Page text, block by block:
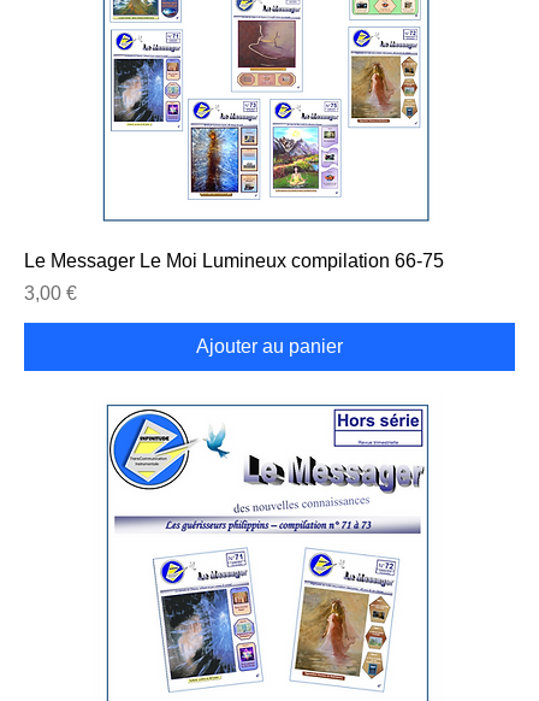
Le Messager Le Moi Lumineux compilation 66-75
Prix
3,00 €
Ajouter au panier